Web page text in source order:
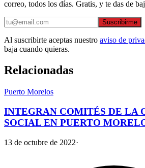
correo, todos los días. Gratis, y te das de
Suscribirme
Al suscribirte aceptas nuestro aviso de
baja cuando quieras.
Relacionadas
Puerto Morelos
INTEGRAN COMITÉS DE LA
SOCIAL EN PUERTO
13 de octubre de 2022·